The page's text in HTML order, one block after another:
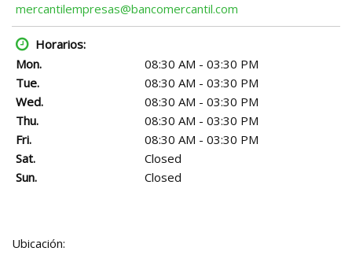
mercantilempresas@bancomercantil.com
Horarios:
Mon.
08:30 AM - 03:30 PM
Tue.
08:30 AM - 03:30 PM
Wed.
08:30 AM - 03:30 PM
Thu.
08:30 AM - 03:30 PM
Fri.
08:30 AM - 03:30 PM
Sat.
Closed
Sun.
Closed
Ubicación: